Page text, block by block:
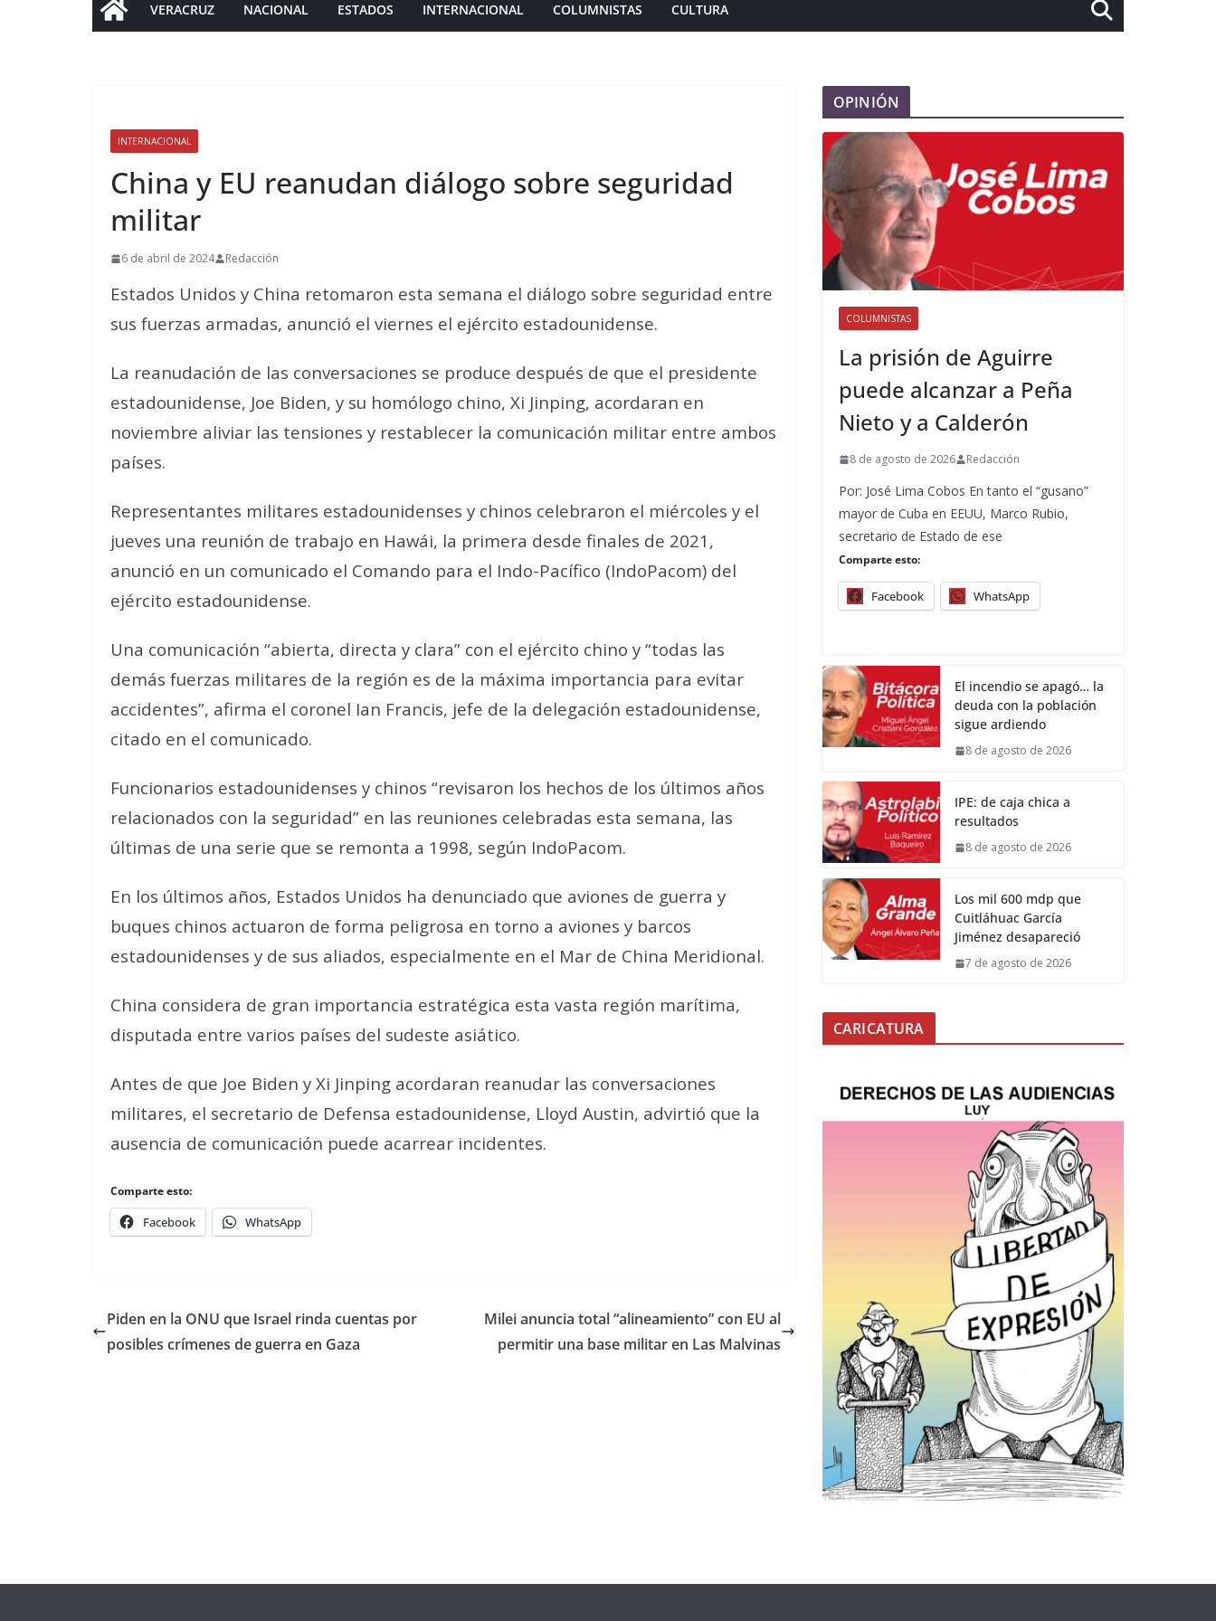
VERACRUZ NACIONAL ESTADOS INTERNACIONAL COLUMNISTAS CULTURA
INTERNACIONAL
China y EU reanudan diálogo sobre seguridad
militar
6 de abril de 2024 Redacción
Estados Unidos y China retomaron esta semana el diálogo sobre seguridad entre
sus fuerzas armadas, anunció el viernes el ejército estadounidense.
La reanudación de las conversaciones se produce después de que el presidente
estadounidense, Joe Biden, y su homólogo chino, Xi Jinping, acordaran en
noviembre aliviar las tensiones y restablecer la comunicación militar entre ambos
países.
Representantes militares estadounidenses y chinos celebraron el miércoles y el
jueves una reunión de trabajo en Hawái, la primera desde finales de 2021,
anunció en un comunicado el Comando para el Indo-Pacífico (IndoPacom) del
ejército estadounidense.
Una comunicación “abierta, directa y clara” con el ejército chino y “todas las
demás fuerzas militares de la región es de la máxima importancia para evitar
accidentes”, afirma el coronel Ian Francis, jefe de la delegación estadounidense,
citado en el comunicado.
Funcionarios estadounidenses y chinos “revisaron los hechos de los últimos años
relacionados con la seguridad” en las reuniones celebradas esta semana, las
últimas de una serie que se remonta a 1998, según IndoPacom.
En los últimos años, Estados Unidos ha denunciado que aviones de guerra y
buques chinos actuaron de forma peligrosa en torno a aviones y barcos
estadounidenses y de sus aliados, especialmente en el Mar de China Meridional.
China considera de gran importancia estratégica esta vasta región marítima,
disputada entre varios países del sudeste asiático.
Antes de que Joe Biden y Xi Jinping acordaran reanudar las conversaciones
militares, el secretario de Defensa estadounidense, Lloyd Austin, advirtió que la
ausencia de comunicación puede acarrear incidentes.
Comparte esto:
Facebook WhatsApp
Piden en la ONU que Israel rinda cuentas por
posibles crímenes de guerra en Gaza
Milei anuncia total “alineamiento” con EU al
permitir una base militar en Las Malvinas
OPINIÓN
COLUMNISTAS
La prisión de Aguirre
puede alcanzar a Peña
Nieto y a Calderón
8 de agosto de 2026 Redacción
Por: José Lima Cobos En tanto el “gusano”
mayor de Cuba en EEUU, Marco Rubio,
secretario de Estado de ese
Comparte esto:
Facebook WhatsApp
El incendio se apagó… la
deuda con la población
sigue ardiendo
8 de agosto de 2026
IPE: de caja chica a
resultados
8 de agosto de 2026
Los mil 600 mdp que
Cuitláhuac García
Jiménez desapareció
7 de agosto de 2026
CARICATURA